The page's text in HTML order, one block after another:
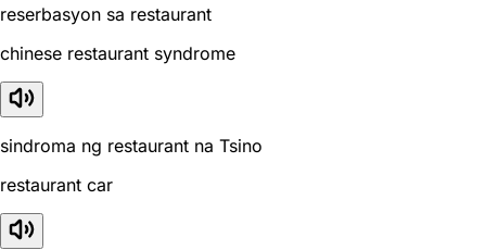
reserbasyon sa restaurant
chinese restaurant syndrome
sindroma ng restaurant na Tsino
restaurant car